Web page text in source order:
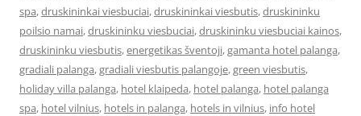
spa,druskininkai viesbuciai,druskininkai viesbutis,druskininku
poilsio namai,druskininku viesbuciai,druskininku viesbuciai kainos,
druskininku viesbutis,energetikas šventoji,gamanta hotel palanga,
gradiali palanga,gradiali viesbutis palangoje,green viesbutis,
holiday villa palanga, hotel klaipeda, hotel palanga, hotel palanga
spa, hotel vilnius, hotels in palanga, hotels in vilnius, info hotel